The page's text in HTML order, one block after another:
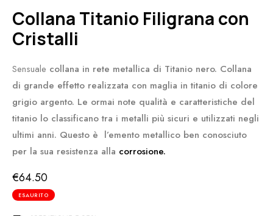
Collana Titanio Filigrana con
Cristalli
Sensuale collana in rete metallica di Titanio nero. Collana
di grande effetto realizzata con maglia in titanio di colore
grigio argento. Le ormai note qualità e caratteristiche del
titanio lo classificano tra i metalli più sicuri e utilizzati negli
ultimi anni. Questo è l’emento metallico ben conosciuto
per la sua resistenza alla corrosione.
€64.50
ESAURITO